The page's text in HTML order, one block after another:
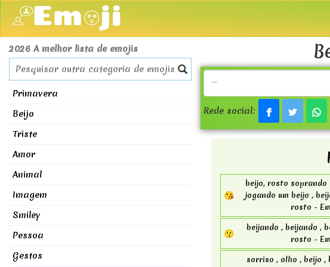
2026 A melhor lista de emojis
Primavera
Beijo
Triste
Amor
Animal
Imagem
Smiley
Pessoa
Gestos
Rede social:
😘
beijo, rosto soprando
jogando um beijo ,
rosto -
😗
beijando , beijando ,
rosto -
sorriso , olho , beijo ,